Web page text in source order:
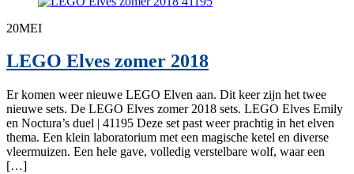
20MEI
LEGO Elves zomer 2018
Er komen weer nieuwe LEGO Elven aan. Dit keer zijn het twee
nieuwe sets. De LEGO Elves zomer 2018 sets. LEGO Elves Emily
en Noctura’s duel | 41195 Deze set past weer prachtig in het elven
thema. Een klein laboratorium met een magische ketel en diverse
vleermuizen. Een hele gave, volledig verstelbare wolf, waar een
[…]